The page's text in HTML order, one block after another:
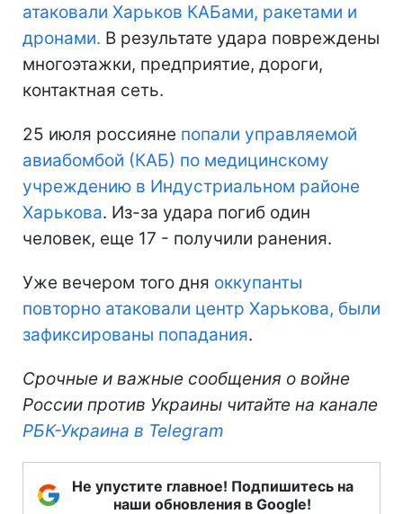
атаковали Харьков КАБами, ракетами и
дронами. В результате удара повреждены
многоэтажки, предприятие, дороги,
контактная сеть.
25 июля россияне попали управляемой
авиабомбой (КАБ) по медицинскому
учреждению в Индустриальном районе
Харькова. Из-за удара погиб один
человек, еще 17 - получили ранения.
Уже вечером того дня оккупанты
повторно атаковали центр Харькова, были
зафиксированы попадания.
Срочные и важные сообщения о войне
России против Украины читайте на канале
РБК-Украина в Telegram
Не упустите главное! Подпишитесь на
наши обновления в Google!